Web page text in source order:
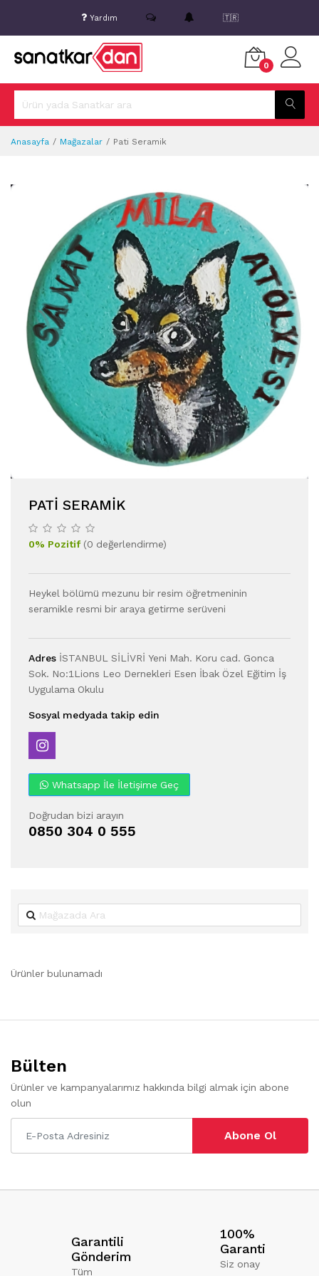
Yardım 🇹🇷
0
Anasayfa Mağazalar Pati Seramik
PATI SERAMIK
0% Pozitif(0 değerlendirme)
Heykel bölümü mezunu bir resim öğretmeninin
seramikle resmi bir araya getirme serüveni
Adres İSTANBUL SİLİVRİ Yeni Mah. Koru cad. Gonca
Sok. No:1Lions Leo Dernekleri Esen İbak Özel Eğitim İş
Uygulama Okulu
Sosyal medyada takip edin
Whatsapp İle İletişime Geç
Doğrudan bizi arayın
0850 304 0 555
Ürünler bulunamadı
Bülten
Ürünler ve kampanyalarımız hakkında bilgi almak için abone
olun
Abone Ol
Garantili
Gönderim
Tüm
100%
Garanti
Siz onay